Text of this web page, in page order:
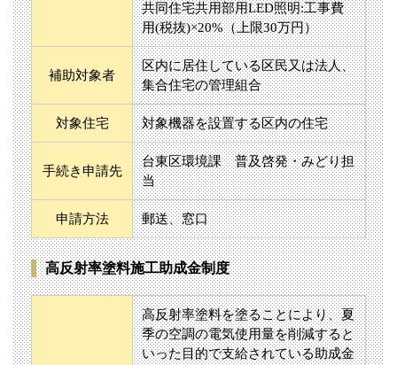
共同住宅共用部用LED照明:工事費
用(税抜)×20%（上限30万円）
補助対象者
区内に居住している区民又は法人、
集合住宅の管理組合
対象住宅 対象機器を設置する区内の住宅
手続き申請先
台東区環境課 普及啓発・みどり担
当
申請方法 郵送、窓口
高反射率塗料施工助成金制度
高反射率塗料を塗ることにより、夏
季の空調の電気使用量を削減すると
いった目的で支給されている助成金